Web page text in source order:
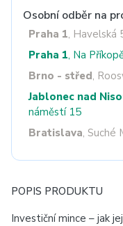
Osobní odběr na
Praha 1, Havelská
Praha 1, Na
Brno - střed,
Jablonec nad
náměstí 15
Bratislava, Suché
POPIS PRODUKTU
Investiční mince – jak